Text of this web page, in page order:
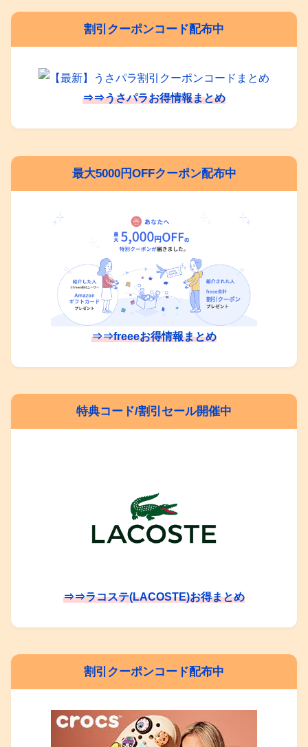
割引クーポンコード配布中
⇒⇒うさパラお得情報まとめ
最大5000円OFFクーポン配布中
⇒⇒freeeお得情報まとめ
特典コード/割引セール開催中
⇒⇒ラコステ(LACOSTE)お得まとめ
割引クーポンコード配布中